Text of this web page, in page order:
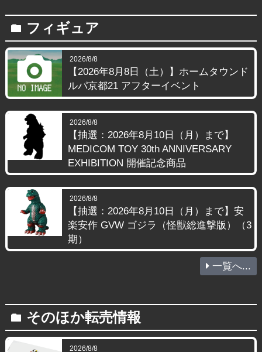
folder フィギュア
2026/8/8
【2026年8月8日（土）】ホームタウンド
ルパ京都21 アフターイベント
2026/8/8
【抽選：2026年8月10日（月）まで】
MEDICOM TOY 30th ANNIVERSARY
EXHIBITION 開催記念商品
2026/8/8
【抽選：2026年8月10日（月）まで】安
楽安作 GVW ゴジラ（怪獣総進撃版）（3
期）
一覧へ...
folder そのほか転売情報
2026/8/8